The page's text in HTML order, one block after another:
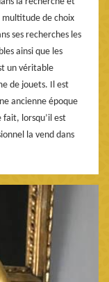
multitude de choix
ses recherches les
ainsi que les
un véritable
de jouets. Il est
ancienne époque
fait, lorsqu’il est
la vend dans